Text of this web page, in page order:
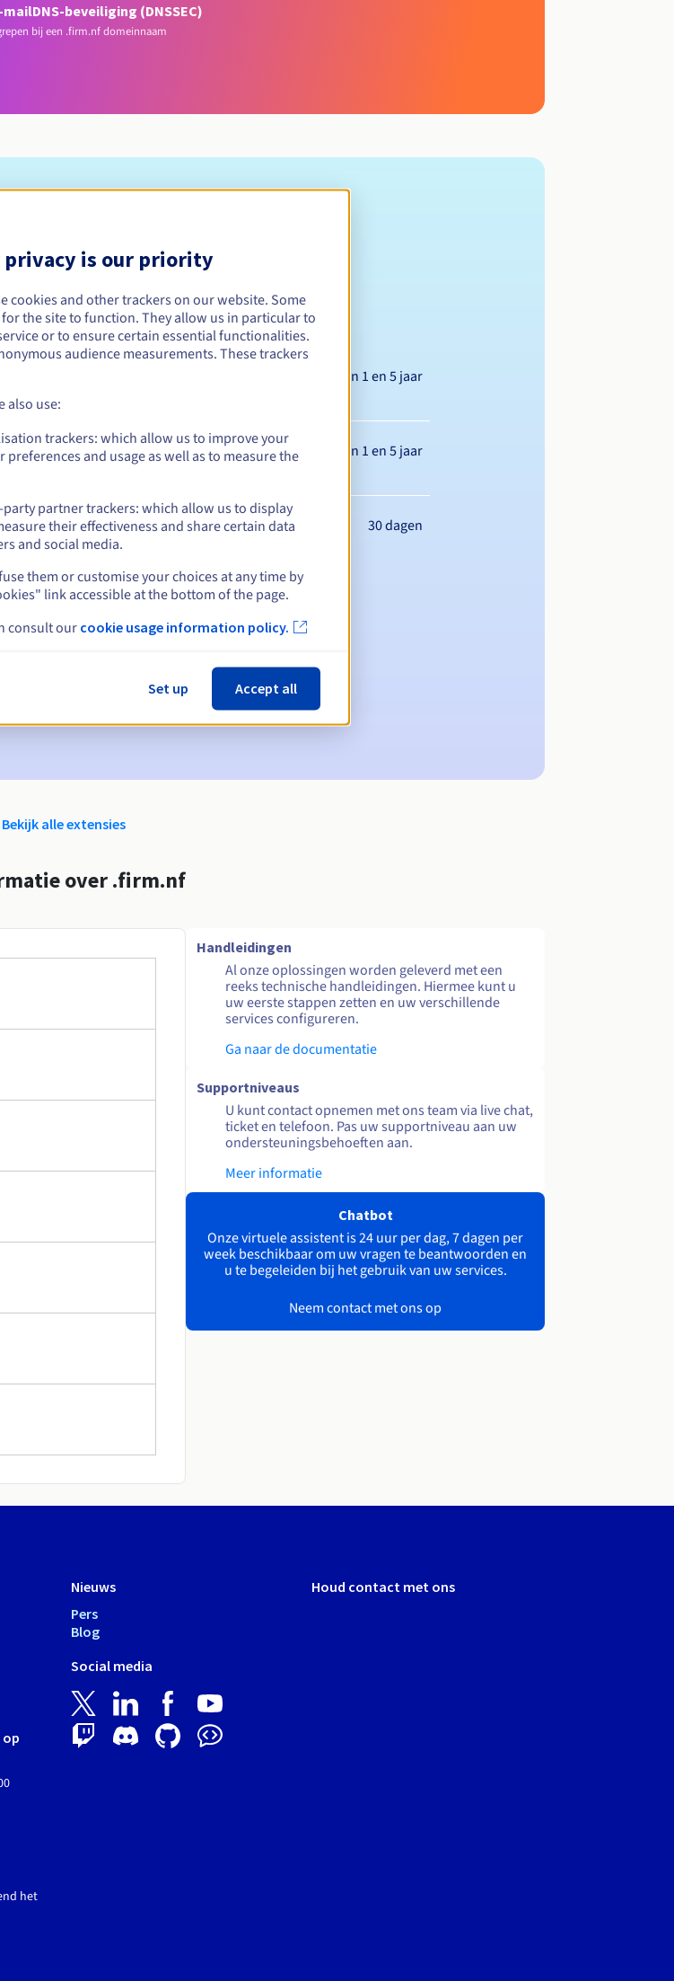
mailDNS-beveiliging (DNSSEC)
bij een .firm.nf domeinnaam
geografische beperking.
en meldingen
Tussen 1 en 5 jaar
Tussen 1 en 5 jaar
30 dagen
vóór de vervaldatum
van de domeinnaam te melden
Bekijk alle extensies
over .firm.nf
Handleidingen
Al onze oplossingen worden geleverd met een
reeks technische handleidingen. Hiermee kunt u
uw eerste stappen zetten en uw verschillende
services configureren.
Ga naar de documentatie
Supportniveaus
U kunt contact opnemen met ons team via live chat,
ticket en telefoon. Pas uw supportniveau aan uw
ondersteuningsbehoeften aan.
Meer informatie
Chatbot
Onze virtuele assistent is 24 uur per dag, 7 dagen per
week beschikbaar om uw vragen te beantwoorden en
u te begeleiden bij het gebruik van uw services.
Neem contact met ons op
het
Nieuws
Pers
Blog
Social media
Houd contact met ons
is our priority
cookies and other trackers on our website. Some
the site to function. They allow us in particular to
or to ensure certain essential functionalities.
audience measurements. These trackers
also use:
trackers: which allow us to improve your
and usage as well as to measure the
partner trackers: which allow us to display
their effectiveness and share certain data
and social media.
them or customise your choices at any time by
link accessible at the bottom of the page.
consult ourcookie usage information policy.
Set up Accept all